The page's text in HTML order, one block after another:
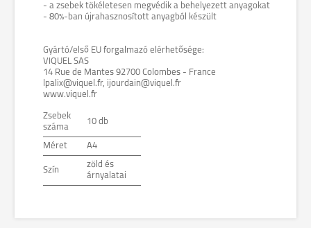
- a zsebek tökéletesen megvédik a behelyezett anyagokat
- 80%-ban újrahasznosított anyagból készült
Gyártó/első EU forgalmazó elérhetősége:
VIQUEL SAS
14 Rue de Mantes 92700 Colombes - France
lpalix@viquel.fr, ijourdain@viquel.fr
www.viquel.fr
Zsebek
száma
10 db
Méret A4
Szín
zöld és
árnyalatai